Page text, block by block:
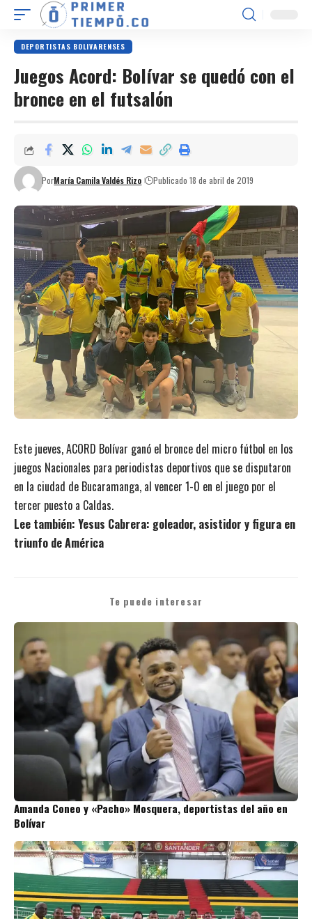
DEPORTISTAS BOLIVARENSES
Juegos Acord: Bolívar se quedó con el
bronce en el futsalón
PorMaría Camila Valdés Rizo Publicado 18 de abril de 2019
Este jueves, ACORD Bolívar ganó el bronce del micro fútbol en los
juegos Nacionales para periodistas deportivos que se disputaron
en la ciudad de Bucaramanga, al vencer 1-0 en el juego por el
tercer puesto a Caldas.
Lee también: Yesus Cabrera: goleador, asistidor y figura en
triunfo de América
Te puede interesar
Amanda Coneo y «Pacho» Mosquera, deportistas del año en
Bolívar